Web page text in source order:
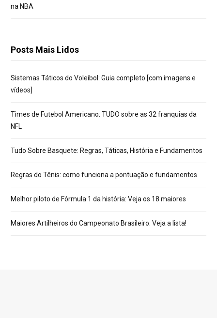
na NBA
Posts Mais Lidos
Sistemas Táticos do Voleibol: Guia completo [com imagens e
vídeos]
Times de Futebol Americano: TUDO sobre as 32 franquias da
NFL
Tudo Sobre Basquete: Regras, Táticas, História e Fundamentos
Regras do Tênis: como funciona a pontuação e fundamentos
Melhor piloto de Fórmula 1 da história: Veja os 18 maiores
Maiores Artilheiros do Campeonato Brasileiro: Veja a lista!